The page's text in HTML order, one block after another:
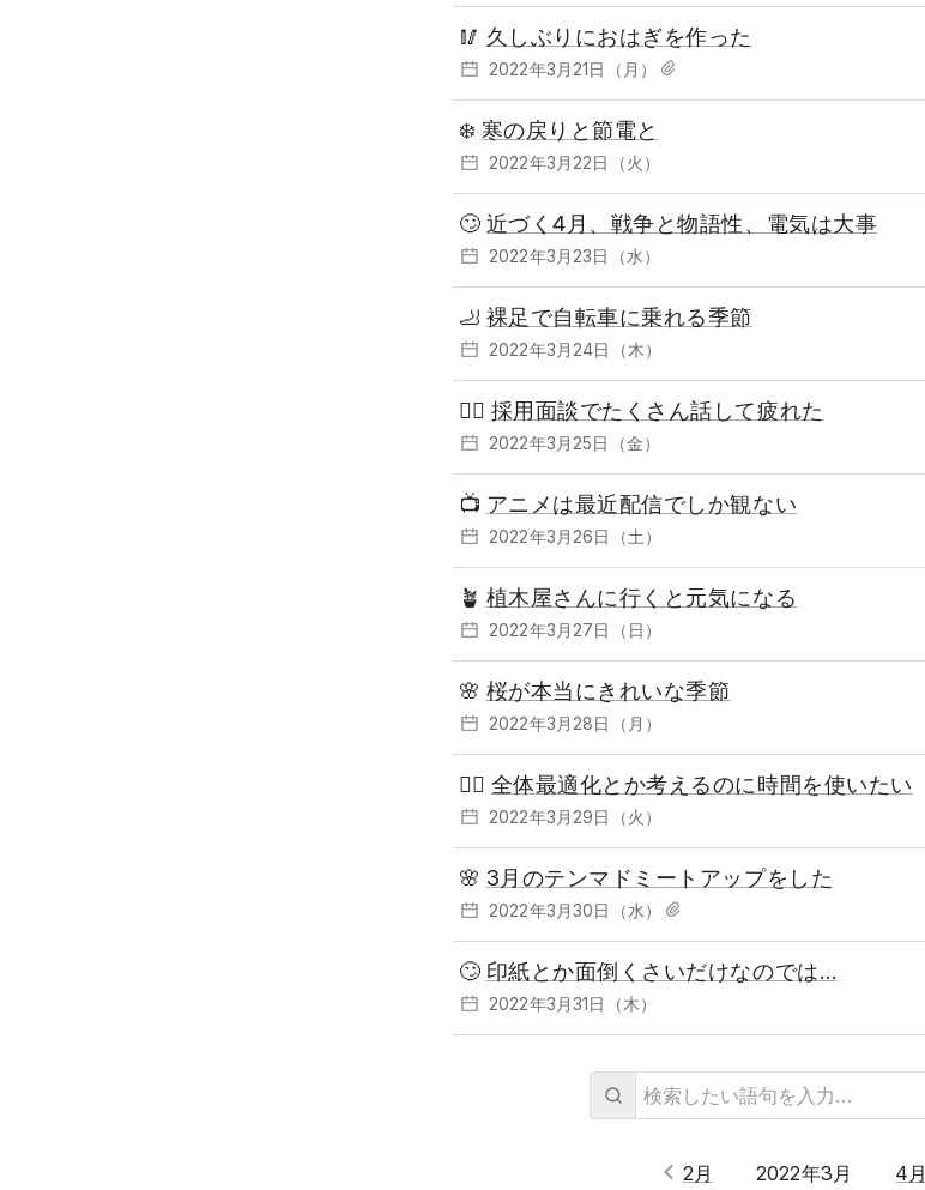
🥢 久しぶりにおはぎを作った
2022年3月21日（月）
❄️ 寒の戻りと節電と
2022年3月22日（火）
🙄 近づく4月、戦争と物語性、電気は大事
2022年3月23日（水）
🦶 裸足で自転車に乗れる季節
2022年3月24日（木）
💁‍♂️ 採用面談でたくさん話して疲れた
2022年3月25日（金）
📺 アニメは最近配信でしか観ない
2022年3月26日（土）
🪴 植木屋さんに行くと元気になる
2022年3月27日（日）
🌸 桜が本当にきれいな季節
2022年3月28日（月）
💆‍♂️ 全体最適化とか考えるのに時間を使いたい
2022年3月29日（火）
🌸 3月のテンマドミートアップをした
2022年3月30日（水）
🙄 印紙とか面倒くさいだけなのでは…
2022年3月31日（木）
2月 2022年3月 4月